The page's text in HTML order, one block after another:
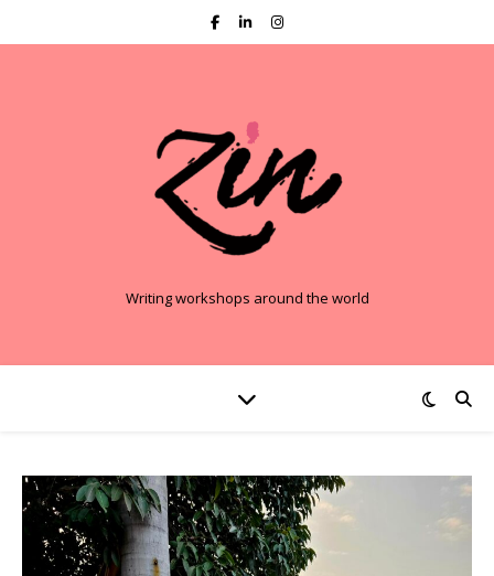
Writing workshops around the world